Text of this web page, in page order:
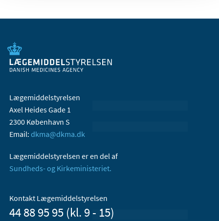
Lægemiddelstyrelsen
Axel Heides Gade 1
2300 København S
Email: dkma@dkma.dk
Lægemiddelstyrelsen er en del af
Sundheds- og Kirkeministeriet.
Kontakt Lægemiddelstyrelsen
44 88 95 95 (kl. 9 - 15)